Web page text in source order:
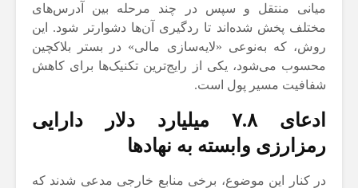
میانی منتقل و سپس در چند مرحله بین آدرس‌های
مختلف پخش شده‌اند تا ردگیری آن‌ها دشوارتر شود. این
روش، که به‌نوعی «لایه‌سازی مالی» در بستر بلاکچین
محسوب می‌شود، یکی از رایج‌ترین تکنیک‌ها برای کاهش
شفافیت مسیر پول است.
ادعای ۷.۸ میلیارد دلار دارایی
رمزارزی وابسته به نهادها
در کنار این موضوع، برخی منابع خارجی مدعی شدند که